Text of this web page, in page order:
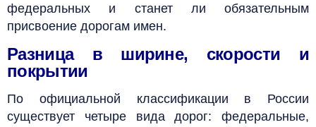
федеральных и станет ли обязательным
присвоение дорогам имен.
Разница в ширине, скорости и
покрытии
По официальной классификации в России
существует четыре вида дорог: федеральные,